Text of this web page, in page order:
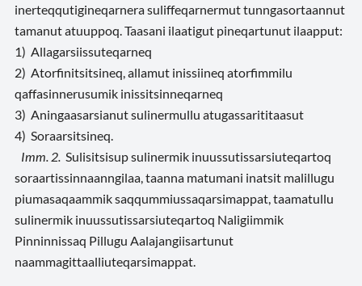
inerteqqutigineqarnera suliffeqarnermut tunngasortaannut
tamanut atuuppoq. Taasani ilaatigut pineqartunut ilaapput:
1) Allagarsiissuteqarneq
2) Atorfinitsitsineq, allamut inissiineq atorfimmilu
qaffasinnerusumik inissitsinneqarneq
3) Aningaasarsianut sulinermullu atugassarititaasut
4) Soraarsitsineq.
Imm. 2. Sulisitsisup sulinermik inuussutissarsiuteqartoq
soraartissinnaanngilaa, taanna matumani inatsit malillugu
piumasaqaammik saqqummiussaqarsimappat, taamatullu
sulinermik inuussutissarsiuteqartoq Naligiimmik
Pinninnissaq Pillugu Aalajangiisartunut
naammagittaalliuteqarsimappat.